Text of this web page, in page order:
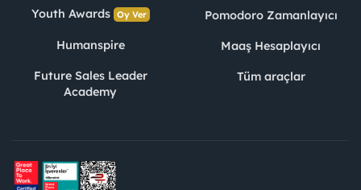
Youth Awards Oy Ver
Humanspire
Future Sales Leader
Academy
Pomodoro Zamanlayıcı
Maaş Hesaplayıcı
Tüm araçlar